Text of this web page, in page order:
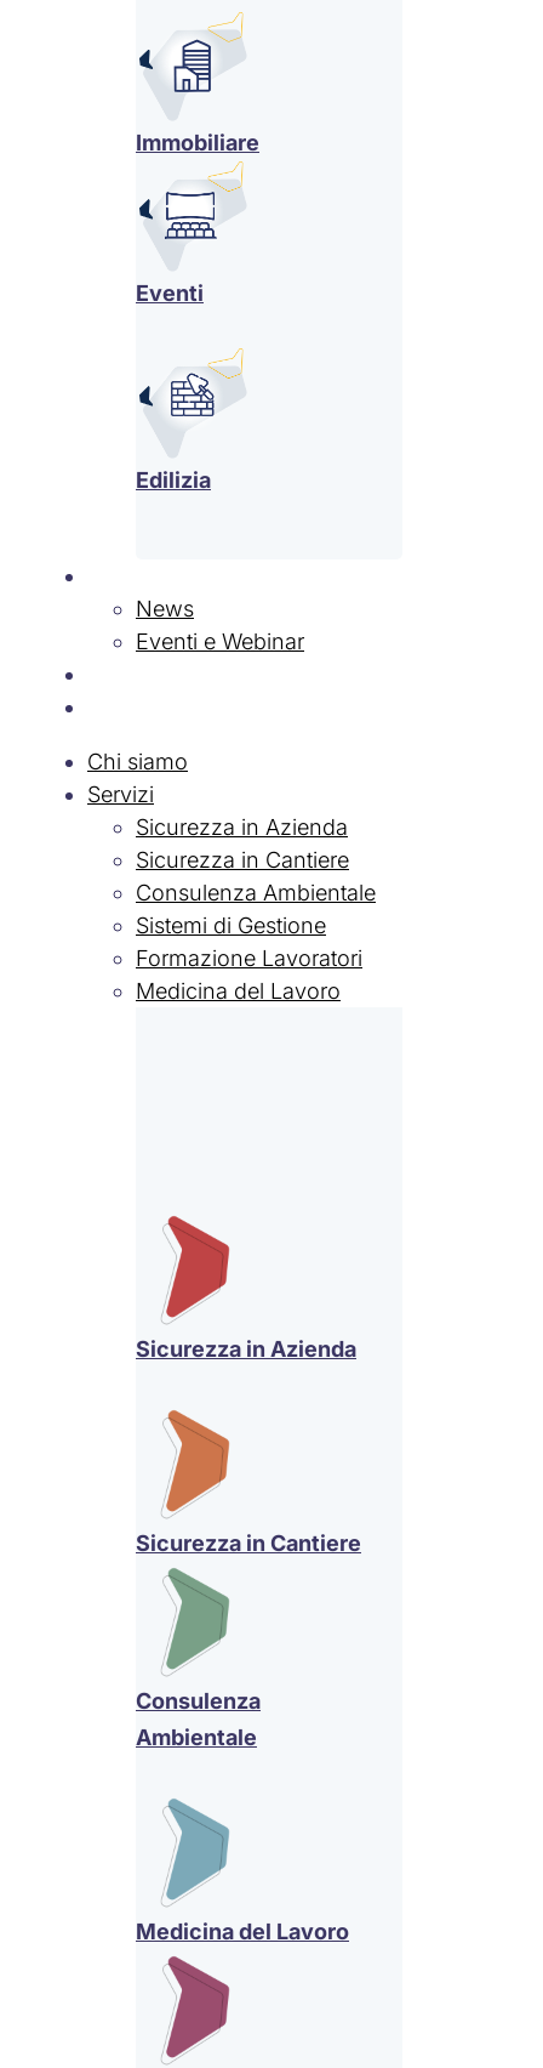
Immobiliare
Eventi
Edilizia
News
Eventi e Webinar
Chi siamo
Servizi
Sicurezza in Azienda
Sicurezza in Cantiere
Consulenza Ambientale
Sistemi di Gestione
Formazione Lavoratori
Medicina del Lavoro
Sicurezza in Azienda
Sicurezza in Cantiere
Consulenza
Ambientale
Medicina del Lavoro